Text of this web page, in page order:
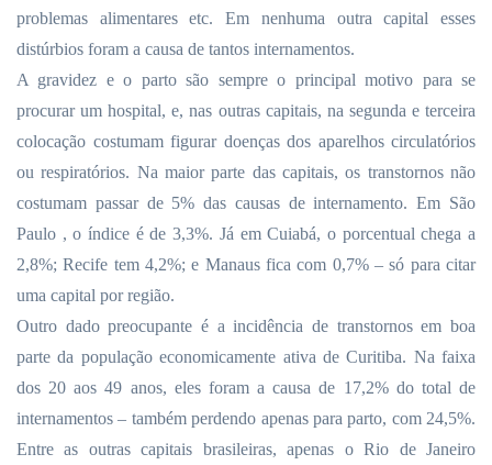
problemas alimentares etc. Em nenhuma outra capital esses
distúrbios foram a causa de tantos internamentos.
A gravidez e o parto são sempre o principal motivo para se
procurar um hospital, e, nas outras capitais, na segunda e terceira
colocação costumam figurar doenças dos aparelhos circulatórios
ou respiratórios. Na maior parte das capitais, os transtornos não
costumam passar de 5% das causas de internamento.Em São
Paulo , o índice é de 3,3%. Já em Cuiabá, o porcentual chega a
2,8%; Recife tem 4,2%; e Manaus fica com 0,7% – só para citar
uma capital por região.
Outro dado preocupante é a incidência de transtornos em boa
parte da população economicamente ativa de Curitiba. Na faixa
dos 20 aos 49 anos, eles foram a causa de 17,2% do total de
internamentos – também perdendo apenas para parto, com 24,5%.
Entre as outras capitais brasileiras, apenas o Rio de Janeiro